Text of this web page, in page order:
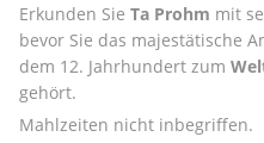
Erkunden Sie Ta Prohm mit
bevor Sie das majestätische
dem 12. Jahrhundert zum
gehört.
Mahlzeiten nicht inbegriffen.